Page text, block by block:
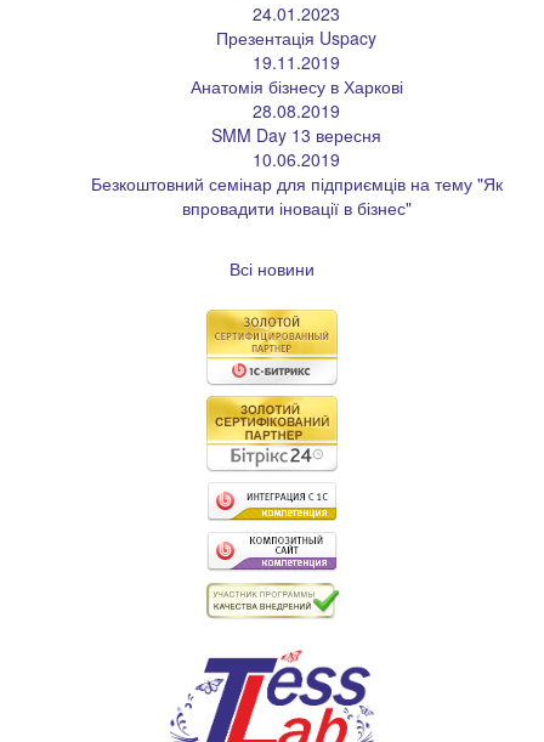
24.01.2023
Презентація Uspacy
19.11.2019
Анатомія бізнесу в Харкові
28.08.2019
SMM Day 13 вересня
10.06.2019
Безкоштовний семінар для підприємців на тему "Як
впровадити іновації в бізнес"
Всі новини